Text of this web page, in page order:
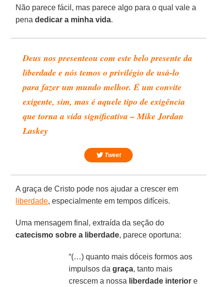
Não parece fácil, mas parece algo para o qual vale a
penadedicar a minha vida.
Deus nos presenteou com este belo presente da
liberdade e nós temos o privilégio de usá-lo
para fazer um mundo melhor. É um convite
exigente, sim, mas é aquele tipo de exigência
que torna a vida significativa – Mike Jordan
Laskey
Tweet
A graça de Cristo pode nos ajudar a crescer em
liberdade, especialmente em tempos difíceis.
Uma mensagem final, extraída da seção do
catecismo sobre a liberdade, parece oportuna:
“(…) quanto mais dóceis formos aos
impulsos dagraça, tanto mais
crescem a nossa liberdade interior e